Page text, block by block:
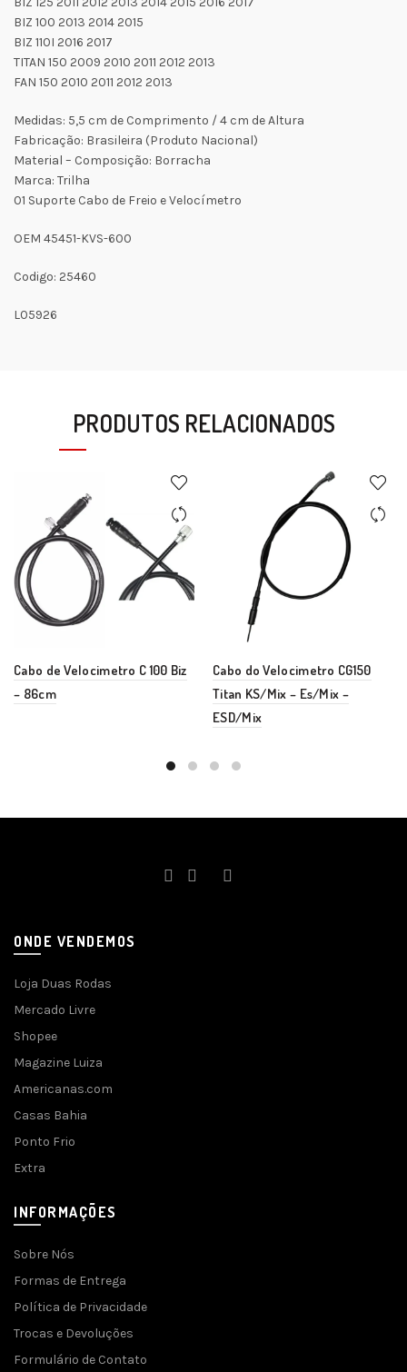
BIZ 100 2013 2014 2015
BIZ 110I 2016 2017
TITAN 150 2009 2010 2011 2012 2013
FAN 150 2010 2011 2012 2013
Medidas: 5,5 cm de Comprimento / 4 cm de Altura
Fabricação: Brasileira (Produto Nacional)
Material – Composição: Borracha
Marca: Trilha
01 Suporte Cabo de Freio e Velocímetro
OEM 45451-KVS-600
Codigo: 25460
L05926
PRODUTOS RELACIONADOS
Cabo de Velocimetro C 100 Biz
– 86cm
Cabo do Velocimetro CG150
Titan KS/Mix – Es/Mix –
ESD/Mix
ONDE VENDEMOS
Loja Duas Rodas
Mercado Livre
Shopee
Magazine Luiza
Americanas.com
Casas Bahia
Ponto Frio
Extra
INFORMAÇÕES
Sobre Nós
Formas de Entrega
Política de Privacidade
Trocas e Devoluções
Formulário de Contato